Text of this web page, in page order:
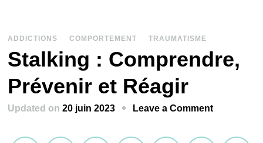
ADDICTIONS COMPORTEMENT TRAUMATISME
Stalking : Comprendre,
Prévenir et Réagir
Updated on20 juin 2023 Leave a Commenton